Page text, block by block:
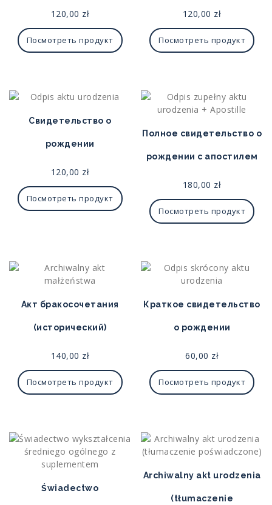
120,00 zł
Посмотреть продукт
120,00 zł
Посмотреть продукт
Свидетельство о
рождении
120,00 zł
Посмотреть продукт
Полное свидетельство о
рождении с апостилем
180,00 zł
Посмотреть продукт
Акт бракосочетания
(исторический)
140,00 zł
Посмотреть продукт
Краткое свидетельство
о рождении
60,00 zł
Посмотреть продукт
Świadectwo
Archiwalny akt urodzenia
(tłumaczenie